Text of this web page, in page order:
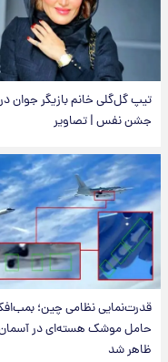
تیپ گل‌گلی خانم بازیگر جوان در
جشن نفس | تصاویر
قدرت‌نمایی نظامی چین؛
حامل موشک هسته‌ای در
ظاهر شد